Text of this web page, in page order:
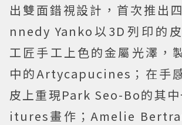
出雙面錯視設計，首次推出
nnedy Yanko以3D列印的
工匠手工上色的金屬光澤，
中的Artycapucines；在手
皮上重現Park Seo-Bo的其
itures畫作；Amelie